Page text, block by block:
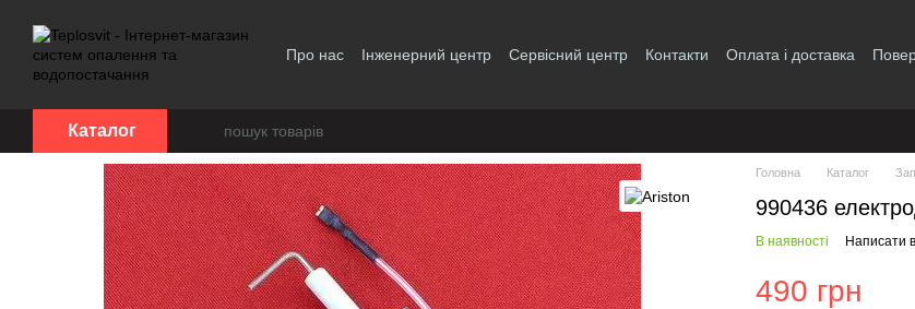
Про нас Інженерний центр Сервісний центр Контакти Оплата і доставка
Каталог
Головна Каталог
990436
В наявності Написати
490 грн